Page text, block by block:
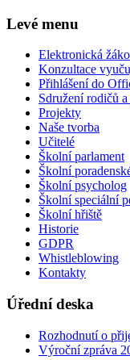
Levé menu
Elektronická
Konzultace
Přihlášení do
Sdružení rodičů
Projekty
Naše tvorba
Učitelé
Školní parlament
Školní
Školní psycholog
Školní speciální
Školní hřiště
Historie
GDPR
Whistleblowing
Kontakty
Úřední deska
Rozhodnutí o
Výroční zpráva